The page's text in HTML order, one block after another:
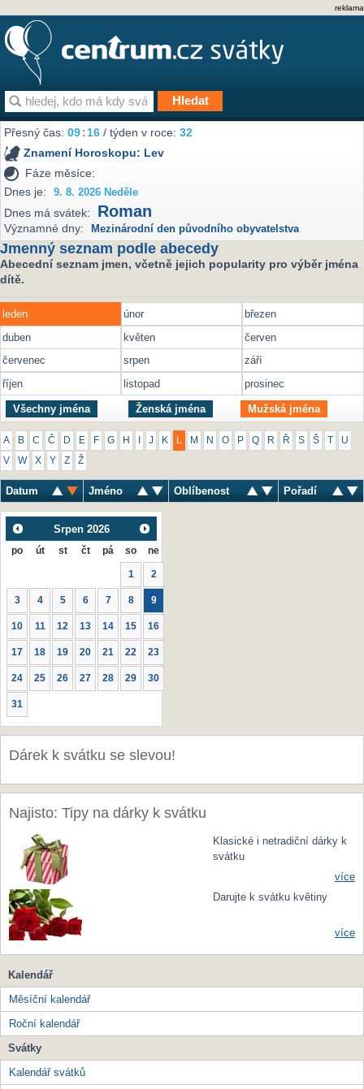
reklama
Přesný čas:09:16 / týden v roce:32
Znamení Horoskopu: Lev
Fáze měsíce:
Dnes je:
9. 8. 2026 Neděle
Dnes má svátek: Roman
Významné dny: Mezinárodní den původního obyvatelstva
Jmenný seznam podle abecedy
Abecední seznam jmen, včetně jejich popularity pro výběr jména
dítě.
leden únor
březen
duben
květen
červen
červenec
srpen
září
říjen
listopad prosinec
Všechny jména Ženská jména Mužská jména
A B C Č D E F G H J K M N O P Q R Ř S Š U
V W X Y Z Ž
Datum Jméno Oblíbenost Pořadí
Srpen 2026
po út st čt pá so ne
1 2
3 4 5 6 7 8 9
10 11 12 13 14 15 16
17 18 19 20 21 22 23
24 25 26 27 28 29 30
31
Dárek k svátku se slevou!
Najisto: Tipy na dárky k svátku
Klasické i netradiční dárky k
svátku
více
Darujte k svátku květiny
více
Kalendář
Měsíční kalendář
Roční kalendář
Svátky
Kalendář svátků